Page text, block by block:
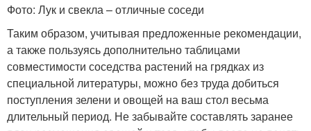
Фото: Лук и свекла – отличные соседи
Таким образом, учитывая предложенные рекомендации,
а также пользуясь дополнительно таблицами
совместимости соседства растений на грядках из
специальной литературы, можно без труда добиться
поступления зелени и овощей на ваш стол весьма
длительный период. Не забывайте составлять заранее